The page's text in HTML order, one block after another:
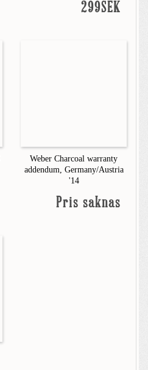
299SEK
Weber Charcoal warranty
addendum, Germany/Austria
'14
Pris saknas